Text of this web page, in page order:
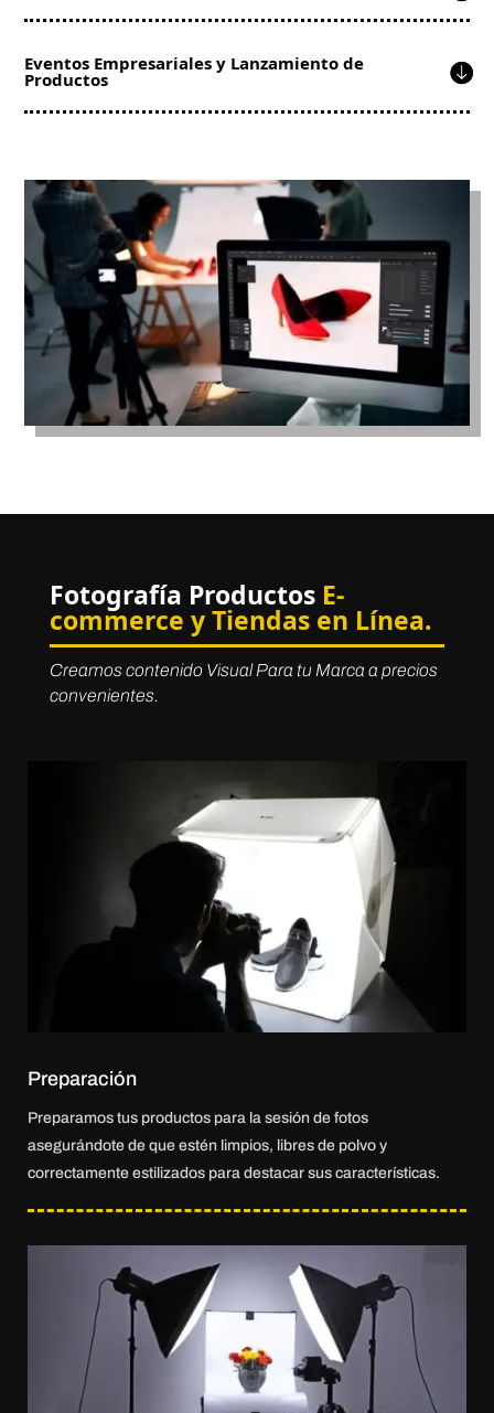
Eventos Empresariales y Lanzamiento de
Productos
Fotografía Productos E-
commerce y Tiendas en Línea.
Creamos contenido Visual Para tu Marca a precios
convenientes.
Preparación
Preparamos tus productos para la sesión de fotos
asegurándote de que estén limpios, libres de polvo y
correctamente estilizados para destacar sus características.